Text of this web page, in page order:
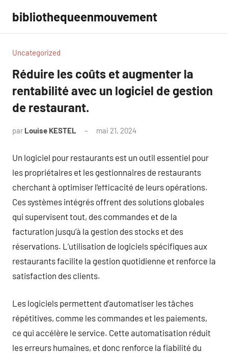
contenu
bibliothequeenmouvement
Uncategorized
Réduire les coûts et augmenter la
rentabilité avec un logiciel de gestion
de restaurant.
par Louise KESTEL mai 21, 2024
Un logiciel pour restaurants est un outil essentiel pour
les propriétaires et les gestionnaires de restaurants
cherchant à optimiser l’efficacité de leurs opérations.
Ces systèmes intégrés offrent des solutions globales
qui supervisent tout, des commandes et de la
facturation jusqu’à la gestion des stocks et des
réservations. L’utilisation de logiciels spécifiques aux
restaurants facilite la gestion quotidienne et renforce la
satisfaction des clients.
Les logiciels permettent d’automatiser les tâches
répétitives, comme les commandes et les paiements,
ce qui accélère le service. Cette automatisation réduit
les erreurs humaines, et donc renforce la fiabilité du